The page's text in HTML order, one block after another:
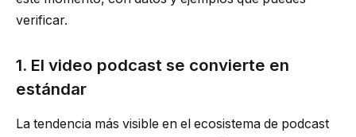
verificar.
1. El video podcast se convierte en
estándar
La tendencia más visible en el ecosistema de podcast